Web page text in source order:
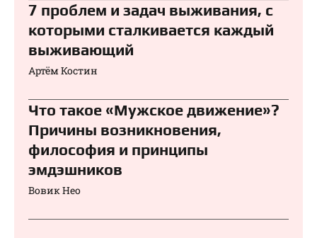
7 проблем и задач выживания, с
которыми сталкивается каждый
выживающий
Артём Костин
Что такое «Мужское движение»?
Причины возникновения,
философия и принципы
эмдэшников
Вовик Нео